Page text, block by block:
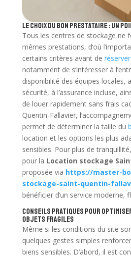
Le choix du bon prestataire : un
Tous les centres de stockage ne
mêmes prestations, d’où
certains critères avant de réserver
notamment de s’intéresser à
disponibilité des équipes locales,
sécurité, à l’assurance incluse,
de louer rapidement sans frais
Quentin-Fallavier,
permet de déterminer la taille du
location et les options les plus
sensibles. Pour plus de
pour la Location stockage
proposée via https://master-
stockage-saint-quentin-
bénéficier d’un service moderne,
Conseils pratiques pour
objets fragiles
Même si les conditions du site
quelques gestes simples
biens sensibles. D’abord, il est